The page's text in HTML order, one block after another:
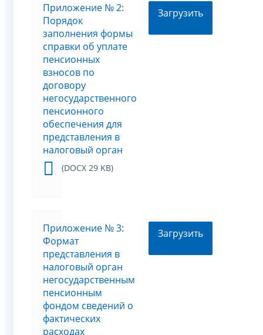
Приложение № 2:
Порядок
заполнения формы
справки об уплате
пенсионных
взносов по
договору
негосударственного
пенсионного
обеспечения для
представления в
налоговый орган
(DOCX 29 KB)
Загрузить
Приложение № 3:
Формат
представления в
налоговый орган
негосударственным
пенсионным
фондом сведений о
фактических
расходах
Загрузить